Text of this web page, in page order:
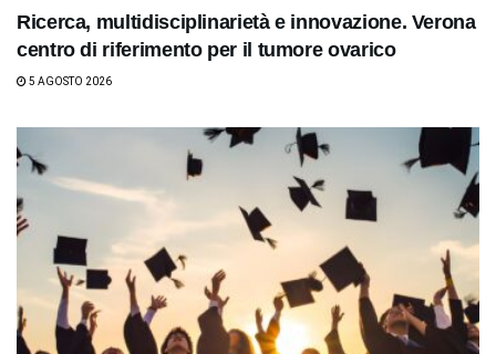
Ricerca, multidisciplinarietà e innovazione. Verona
centro di riferimento per il tumore ovarico
5 AGOSTO 2026